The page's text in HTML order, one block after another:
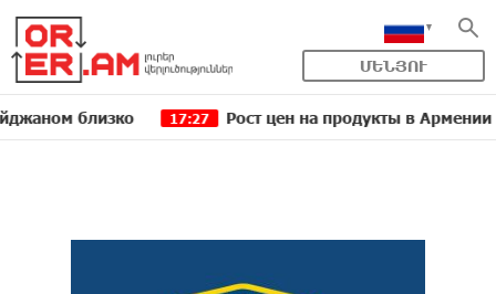
ՄԵՆՅՈՒ
близко 17:27 Рост цен на продукты в Армении